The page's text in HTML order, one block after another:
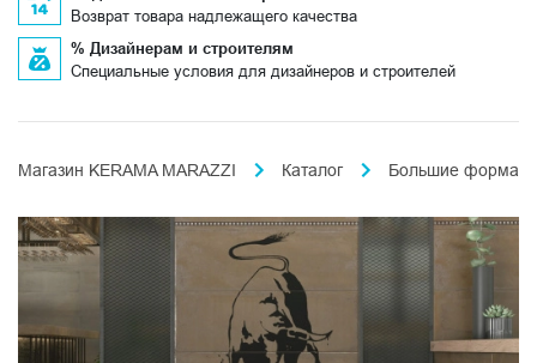
Возврат товара надлежащего качества
% Дизайнерам и строителям
Специальные условия для дизайнеров и строителей
Магазин KERAMA MARAZZI Каталог Большие форматы